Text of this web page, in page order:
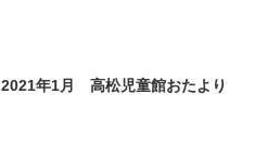
2021年1月 高松児童館おたより